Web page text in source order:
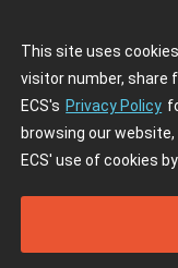
This site uses
visitor number, share
ECS's Privacy Policy
browsing our
ECS' use of cookies